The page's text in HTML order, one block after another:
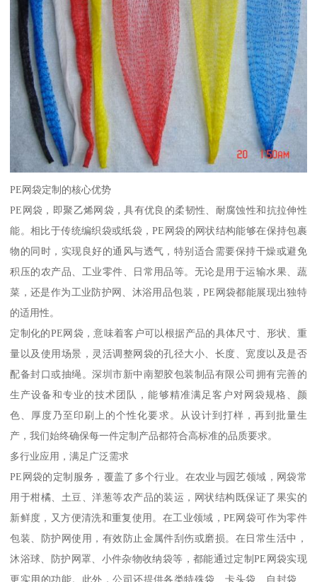
PE网袋定制的核心优势
PE网袋，即聚乙烯网袋，具有优良的柔韧性、耐腐蚀性和抗拉伸性
能。相比于传统编织袋或纸袋，PE网袋的网状结构能够在保持包裹
物的同时，实现良好的通风与透气，特别适合需要保持干燥或避免
积压的农产品、工业零件、日常用品等。无论是用于运输水果、蔬
菜，还是作为工业防护网、沐浴用品包装，PE网袋都能展现出独特
的适用性。
定制化的PE网袋，意味着客户可以根据产品的具体尺寸、形状、重
量以及使用场景，灵活调整网袋的孔径大小、长度、宽度以及是否
配备封口或抽绳。深圳市新中南塑胶包装制品有限公司拥有完善的
生产设备和专业的技术团队，能够精准满足客户对网袋规格、颜
色、厚度乃至印刷上的个性化要求。从设计到打样，再到批量生
产，我们始终确保每一件定制产品都符合高标准的品质要求。
多行业应用，满足广泛需求
PE网袋的定制服务，覆盖了多个行业。在农业与园艺领域，网袋常
用于柑橘、土豆、洋葱等农产品的装运，网状结构既保证了果实的
新鲜度，又方便清洗和重复使用。在工业领域，PE网袋可作为零件
包装、防护网使用，有效防止金属件刮伤或磨损。在日常生活中，
沐浴球、防护网罩、小件杂物收纳袋等，都能通过定制PE网袋实现
更实用的功能。此外，公司还提供各类特殊袋、卡头袋、自封袋、